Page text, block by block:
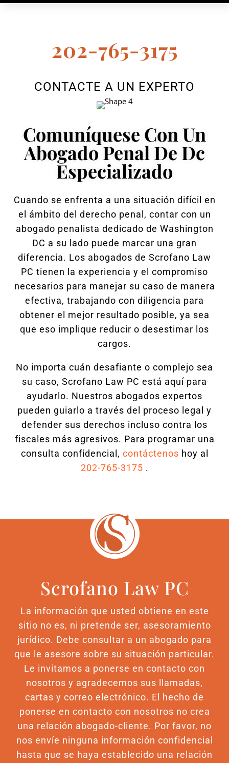
202-765-3175
CONTACTE A UN EXPERTO
Comuníquese Con Un
Abogado Penal De Dc
Especializado
Cuando se enfrenta a una situación difícil en
el ámbito del derecho penal, contar con un
abogado penalista dedicado de Washington
DC a su lado puede marcar una gran
diferencia. Los abogados de Scrofano Law
PC tienen la experiencia y el compromiso
necesarios para manejar su caso de manera
efectiva, trabajando con diligencia para
obtener el mejor resultado posible, ya sea
que eso implique reducir o desestimar los
cargos.
No importa cuán desafiante o complejo sea
su caso, Scrofano Law PC está aquí para
ayudarlo. Nuestros abogados expertos
pueden guiarlo a través del proceso legal y
defender sus derechos incluso contra los
fiscales más agresivos. Para programar una
consulta confidencial, contáctenos hoy al
202-765-3175 .
Scrofano Law PC
La información que usted obtiene en este
sitio no es, ni pretende ser, asesoramiento
jurídico. Debe consultar a un abogado para
que le asesore sobre su situación particular.
Le invitamos a ponerse en contacto con
nosotros y agradecemos sus llamadas,
cartas y correo electrónico. El hecho de
ponerse en contacto con nosotros no crea
una relación abogado-cliente. Por favor, no
nos envíe ninguna información confidencial
hasta que se haya establecido una relación